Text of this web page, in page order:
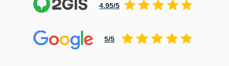
5/5
4.95/5